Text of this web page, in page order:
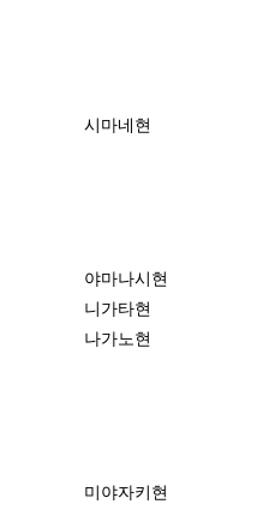
시마네현
야마나시현
니가타현
나가노현
미야자키현